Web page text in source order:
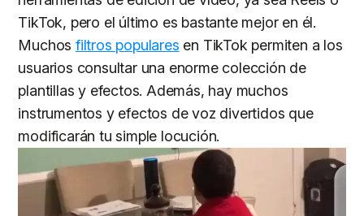
TikTok, pero el último es bastante mejor en él.
Muchos filtros populares en TikTok permiten a los
usuarios consultar una enorme colección de
plantillas y efectos. Además, hay muchos
instrumentos y efectos de voz divertidos que
modificarán tu simple locución.